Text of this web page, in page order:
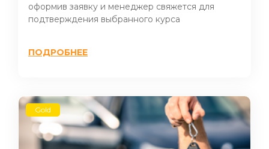
оформив заявку и менеджер свяжется для
подтверждения выбранного курса
ПОДРОБНЕЕ
Gold